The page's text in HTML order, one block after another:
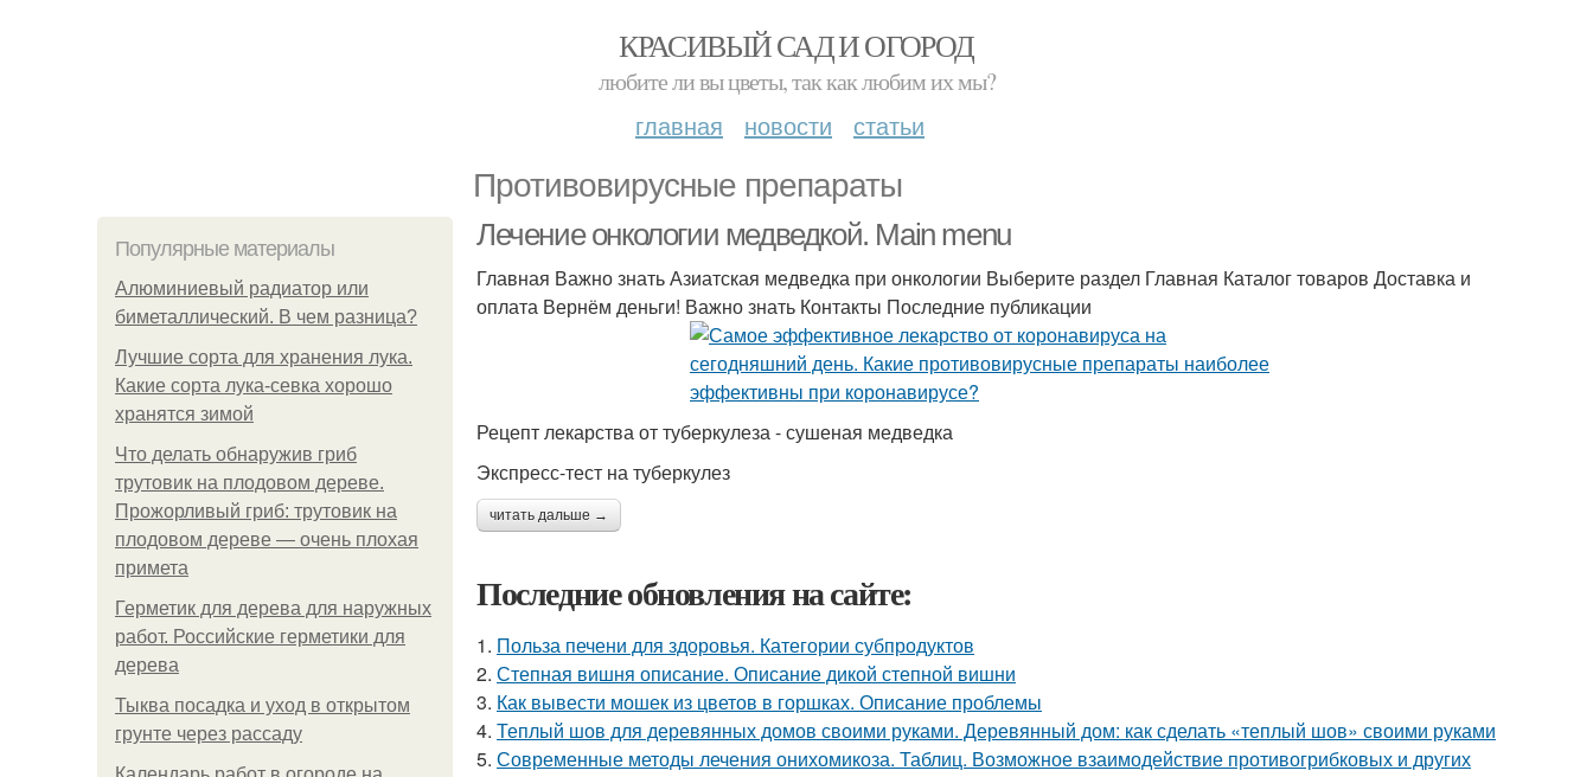
КРАСИВЫЙ САД И ОГОРОД
любите ли вы цветы, так как любим их мы?
главная новости статьи
Противовирусные препараты
Популярные материалы
Алюминиевый радиатор или
биметаллический. В чем разница?
Лучшие сорта для хранения лука.
Какие сорта лука-севка хорошо
хранятся зимой
Что делать обнаружив гриб
трутовик на плодовом дереве.
Прожорливый гриб: трутовик на
плодовом дереве — очень плохая
примета
Герметик для дерева для наружных
работ. Российские герметики для
дерева
Тыква посадка и уход в открытом
грунте через рассаду
Лечение онкологии медведкой. Main menu
Главная Важно знать Азиатская медведка при онкологии Выберите раздел Главная Каталог товаров Доставка и
оплата Вернём деньги! Важно знать Контакты Последние публикации
Рецепт лекарства от туберкулеза - сушеная медведка
Экспресс-тест на туберкулез
читать дальше →
Последние обновления на сайте:
1. Польза печени для здоровья. Категории субпродуктов
2. Степная вишня описание. Описание дикой степной вишни
3. Как вывести мошек из цветов в горшках. Описание проблемы
4. Теплый шов для деревянных домов своими руками. Деревянный дом: как сделать «теплый шов» своими руками
5. Современные методы лечения онихомикоза. Таблиц. Возможное взаимодействие противогрибковых и других